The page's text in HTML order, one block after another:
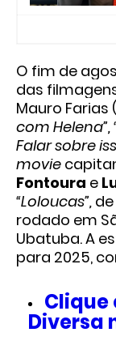
O fim de
das
Mauro Farias (
com Helena”,
Falar sobre
movie
Fontoura e
“Loloucas”, de
rodado em
Ubatuba. A
para 2025,
Clique
Diversa